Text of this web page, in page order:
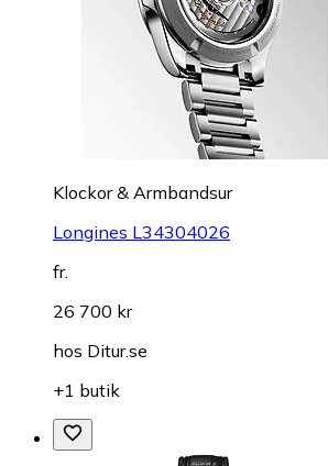
Klockor & Armbandsur
Longines L34304026
fr.
26 700 kr
hos Ditur.se
+1 butik